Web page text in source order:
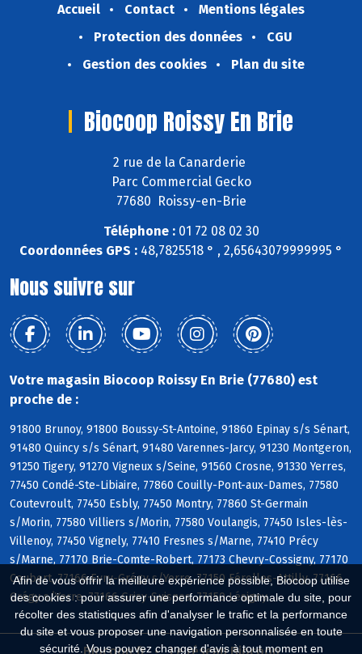
Afin de vous offrir la meilleure expérience possible, Biocoop utilise
des cookies : pour assurer une performance optimale du site, pour
récolter des statistiques afin d'analyser le trafic et la performance
du site et vous proposer une navigation personnalisée en toute
sécurité. Vous pouvez changer d'avis à tout moment en
Accueil Contact
Mentions légales
Protection des données
CGU
Gestion des cookies
Plan du site
Biocoop Roissy En Brie
2 rue de la Canarderie
Parc Commercial Gecko
77680 Roissy-en-Brie
Téléphone :01 72 08 02 30
Coordonnées GPS : 48,7825518 ° , 2,65643079999995 °
Nous suivre sur
Votre magasin Biocoop Roissy En Brie (77680) est
proche de :
91800 Brunoy, 91800 Boussy-St-Antoine, 91860 Epinay s/s Sénart,
91480 Quincy s/s Sénart, 91480 Varennes-Jarcy, 91230 Montgeron,
91250 Tigery, 91270 Vigneux s/Seine, 91560 Crosne, 91330 Yerres,
77450 Condé-Ste-Libiaire, 77860 Couilly-Pont-aux-Dames, 77580
Coutevroult, 77450 Esbly, 77450 Montry, 77860 St-Germain
s/Morin, 77580 Villiers s/Morin, 77580 Voulangis, 77450 Isles-lès-
Villenoy, 77450 Vignely, 77410 Fresnes s/Marne, 77410 Précy
s/Marne, 77170 Brie-Comte-Robert, 77173 Chevry-Cossigny, 77170
Coubert, 77166 Evry-Grégy s/Yerre, 77150 Férolles-Attilly, 77166
Grégy s/Yerre, 77166 Grisy-Suisnes, 77150 Lésigny
Biocoop.fr Le réseau Biocoop